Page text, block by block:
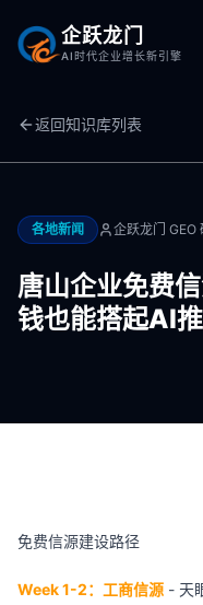
企跃龙门
AI时代企业增长新引擎
返回知识库列表
各地新闻 企跃龙门 GEO
唐山企业免费
钱也能搭起AI
免费信源建设路径
Week 1-2：工商信源 - 天